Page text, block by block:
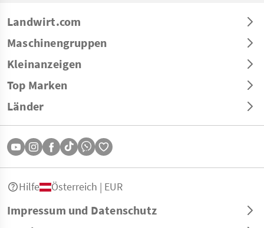
Landwirt.com
Maschinengruppen
Kleinanzeigen
Top Marken
Länder
Impressum und Datenschutz
Hilfe Österreich | EUR